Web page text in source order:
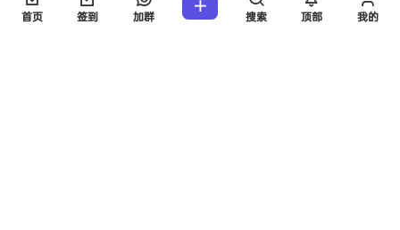
欢迎您，新朋友，感谢参与互动！ 确认修改
首页 签到 加群 搜索 顶部 我的